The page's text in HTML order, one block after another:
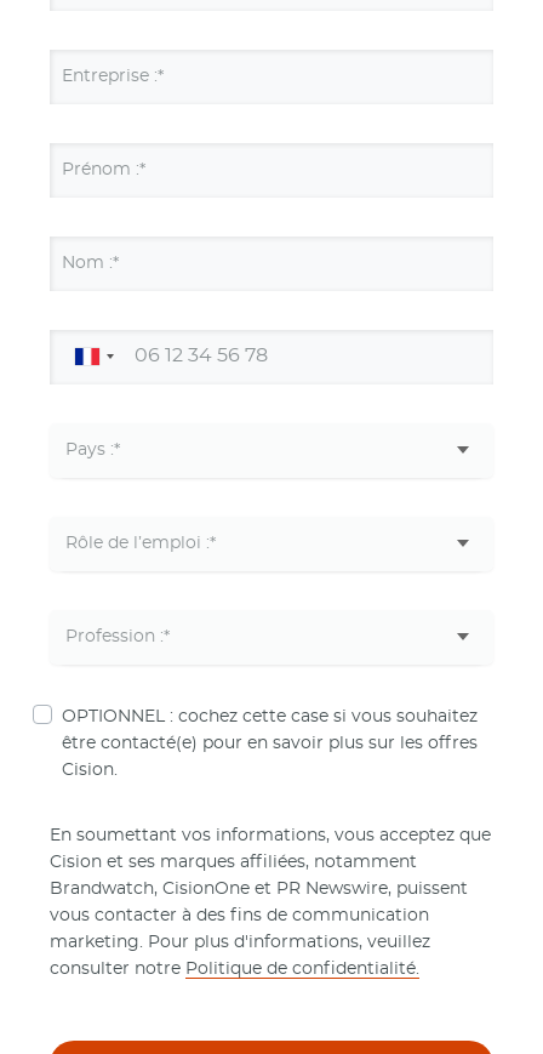
Entreprise :*
Prénom :*
Nom :*
OPTIONNEL : cochez cette case si vous souhaitez
être contacté(e) pour en savoir plus sur les offres
Cision.
En soumettant vos informations, vous acceptez que
Cision et ses marques affiliées, notamment
Brandwatch, CisionOne et PR Newswire, puissent
vous contacter à des fins de communication
marketing. Pour plus d'informations, veuillez
consulter notre Politique de confidentialité.